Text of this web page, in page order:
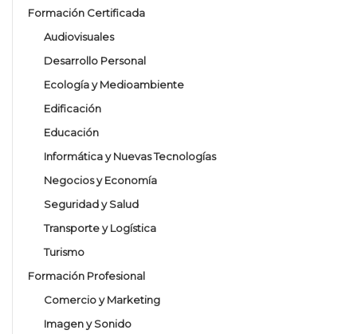
Formación Certificada
Audiovisuales
Desarrollo Personal
Ecología y Medioambiente
Edificación
Educación
Informática y Nuevas Tecnologías
Negocios y Economía
Seguridad y Salud
Transporte y Logística
Turismo
Formación Profesional
Comercio y Marketing
Imagen y Sonido